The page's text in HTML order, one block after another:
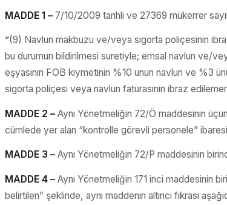
MADDE 1 – 7/10/2009 tarihli ve 27369 mükerrer
“(9) Navlun makbuzu ve/veya sigorta poliçesinin
bu durumun bildirilmesi suretiyle; emsal navlun ve/
eşyasının FOB kıymetinin %10 unun navlun ve %3
sigorta poliçesi veya navlun faturasının ibraz
MADDE 2 – Aynı Yönetmeliğin 72/Ö maddesinin
cümlede yer alan “kontrolle görevli personele”
MADDE 3 – Aynı Yönetmeliğin 72/P maddesinin
MADDE 4 – Aynı Yönetmeliğin 171 inci maddesinin
belirtilen” şeklinde, aynı maddenin altıncı fıkrası